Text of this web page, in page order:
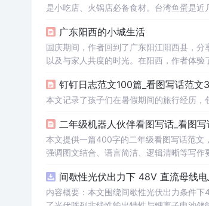
是小吃店、火锅店必备食材。台湾鱼蛋是
的丸状广东阳西的小城生活
国庆期间，作者回到了广东阳江阳西县，
以及与家人共度的时光。在阳西，作者体
钉钉日志范文100篇_看图写话范文
本文记录了孩子们在暑假期间的旅行经历，
二年级机器人伙伴看图写话_看图
本文提供一篇400字的二年级看图写话范文
强调图文结合、语言简洁、逻辑清晰等写作
间歇性光伏出力下 48V 直流母线
内容概要：本文围绕间歇性光伏出力条件